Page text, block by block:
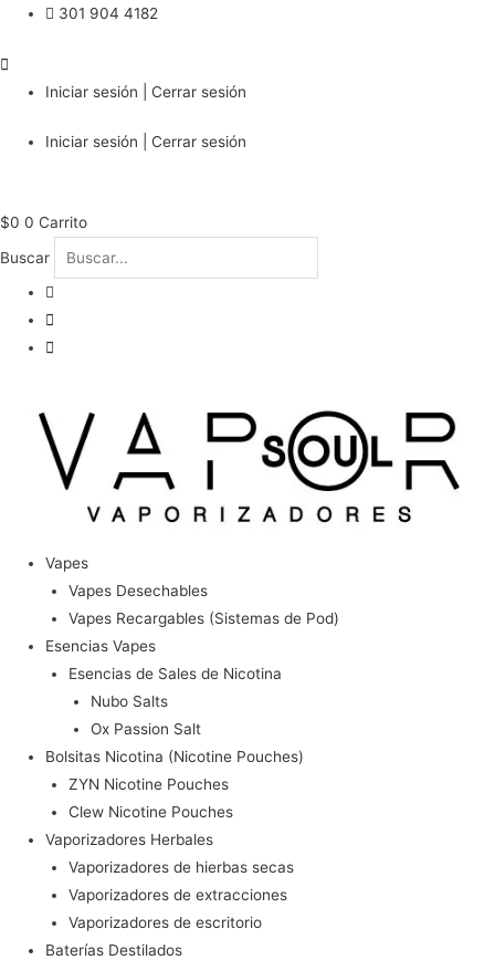
301 904 4182
Iniciar sesión | Cerrar sesión
Iniciar sesión | Cerrar sesión
$0 0 Carrito
Buscar
Vapes
Vapes Desechables
Vapes Recargables (Sistemas de Pod)
Esencias Vapes
Esencias de Sales de Nicotina
Nubo Salts
Ox Passion Salt
Bolsitas Nicotina (Nicotine Pouches)
ZYN Nicotine Pouches
Clew Nicotine Pouches
Vaporizadores Herbales
Vaporizadores de hierbas secas
Vaporizadores de extracciones
Vaporizadores de escritorio
Baterías Destilados